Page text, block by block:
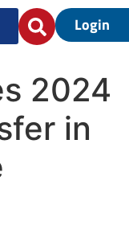
Login
2024
in